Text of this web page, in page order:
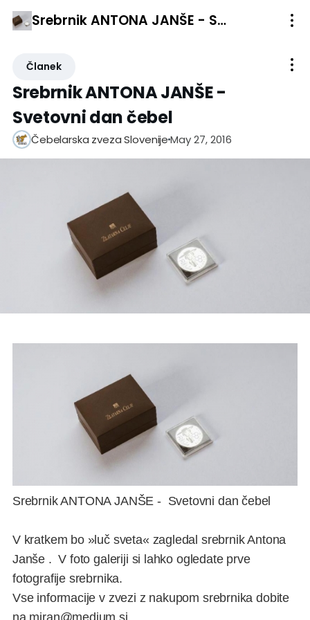
Srebrnik ANTONA JANŠE - Svetovni dan čebel
Članek
Srebrnik ANTONA JANŠE -
Svetovni dan čebel
Čebelarska zveza SlovenijeMay 27, 2016
Srebrnik ANTONA JANŠE - Svetovni dan čebel
V kratkem bo »luč sveta« zagledal srebrnik Antona
Janše . V foto galeriji si lahko ogledate prve
fotografije srebrnika.
Vse informacije v zvezi z nakupom srebrnika dobite
na miran@medium.si